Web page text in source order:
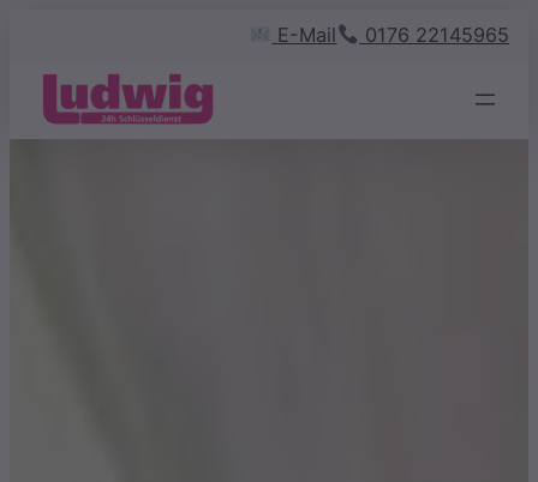
springen
E-Mail 0176 22145965